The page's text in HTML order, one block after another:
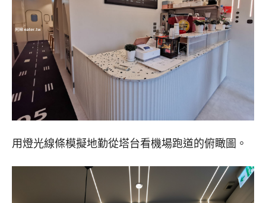
用燈光線條模擬地勤從塔台看機場跑道的俯瞰圖。